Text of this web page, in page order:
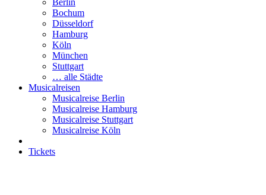
Berlin
Bochum
Düsseldorf
Hamburg
Köln
München
Stuttgart
… alle Städte
Musicalreisen
Musicalreise Berlin
Musicalreise Hamburg
Musicalreise Stuttgart
Musicalreise Köln
Tickets